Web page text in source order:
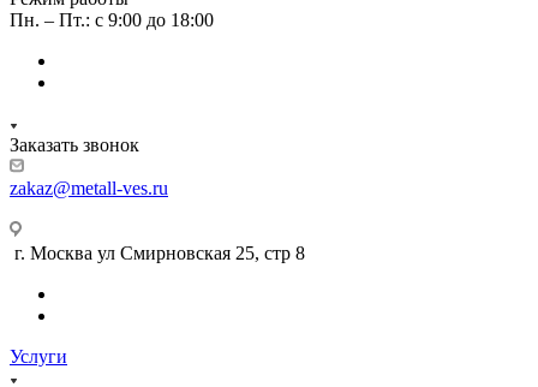
Пн. – Пт.: с 9:00 до 18:00
Заказать звонок
zakaz@metall-ves.ru
г. Москва ул Смирновская 25, стр 8
Услуги